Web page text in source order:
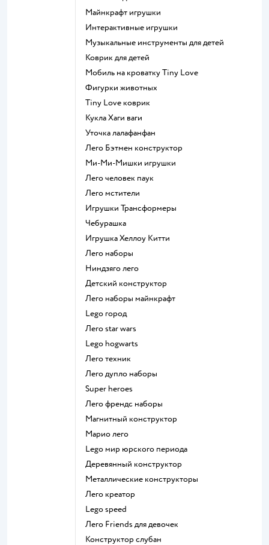
Майнкрафт игрушки
Интерактивные игрушки
Музыкальные инструменты для детей
Коврик для детей
Мобиль на кроватку Tiny Love
Фигурки животных
Tiny Love коврик
Кукла Хаги ваги
Уточка лалафанфан
Лего Бэтмен конструктор
Ми-Ми-Мишки игрушки
Лего человек паук
Лего мстители
Игрушки Трансформеры
Чебурашка
Игрушка Хеллоу Китти
Лего наборы
Ниндзяго лего
Детский конструктор
Лего наборы майнкрафт
Lego город
Лего star wars
Lego hogwarts
Лего техник
Лего дупло наборы
Super heroes
Лего френдс наборы
Магнитный конструктор
Марио лего
Lego мир юрского периода
Деревянный конструктор
Металлические конструкторы
Лего креатор
Lego speed
Лего Friends для девочек
Конструктор слубан